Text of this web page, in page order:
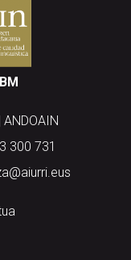
300 731